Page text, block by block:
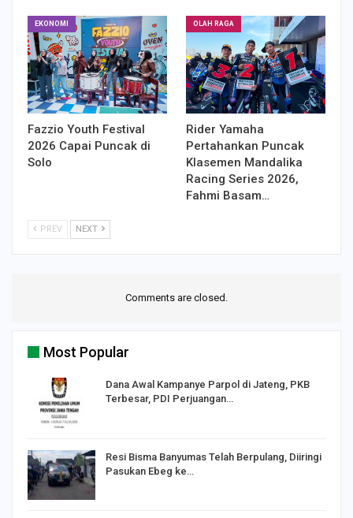
EKONOMI
Fazzio Youth Festival
2026 Capai Puncak di
Solo
OLAH RAGA
Rider Yamaha
Pertahankan Puncak
Klasemen Mandalika
Racing Series 2026,
Fahmi Basam…
PREV NEXT
Comments are closed.
Most Popular
Dana Awal Kampanye Parpol di Jateng, PKB
Terbesar, PDI Perjuangan…
Resi Bisma Banyumas Telah Berpulang, Diiringi
Pasukan Ebeg ke…